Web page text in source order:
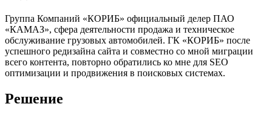
Группа Компаний «КОРИБ» официальный делер ПАО
«КАМАЗ», сфера деятельности продажа и техническое
обслуживание грузовых автомобилей. ГК «КОРИБ» после
успешного редизайна сайта и совместно со мной миграции
всего контента, повторно обратились ко мне для SEO
оптимизации и продвижения в поисковых системах.
Решение